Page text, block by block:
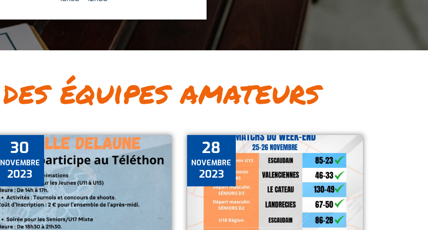
des équipes amateurs
30
NOVEMBRE
2023
28
NOVEMBRE
2023